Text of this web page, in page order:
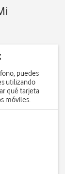
puedes
utilizando
qué tarjeta
móviles.